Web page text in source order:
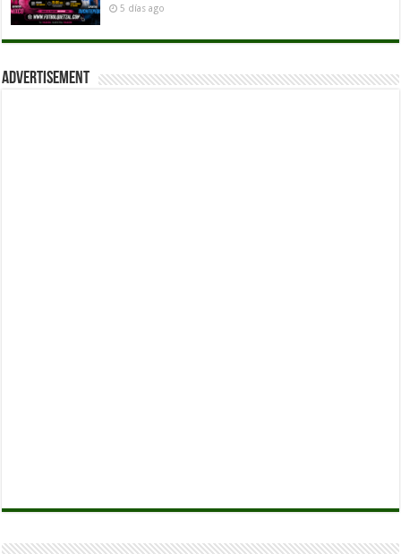
5 días ago
Advertisement